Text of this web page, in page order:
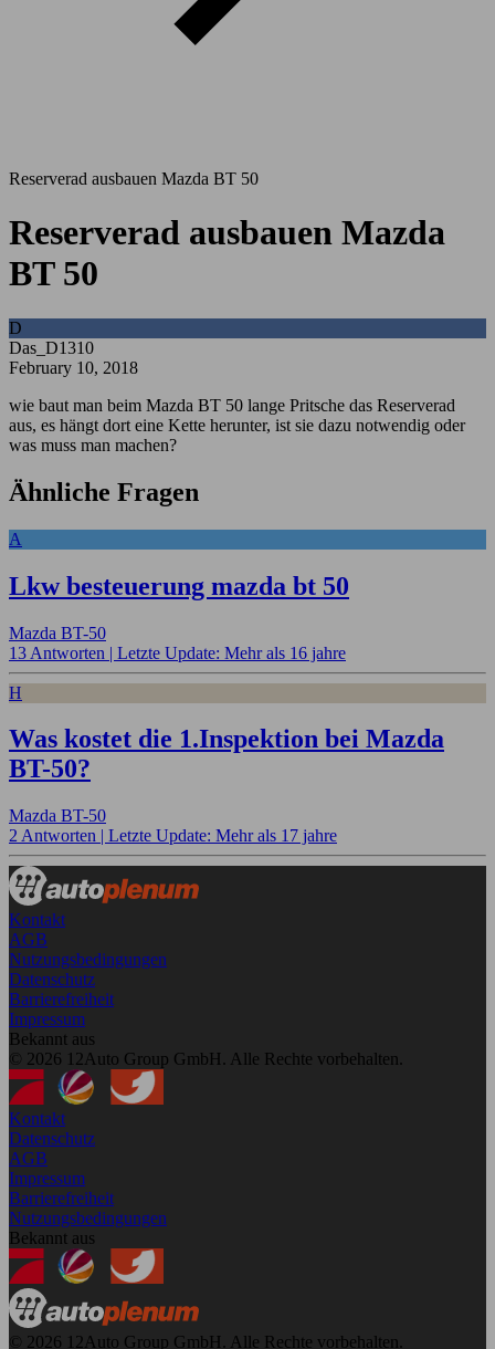
Reserverad ausbauen Mazda BT 50
Reserverad ausbauen Mazda
BT 50
D
Das_D1310
February 10, 2018
wie baut man beim Mazda BT 50 lange Pritsche das Reserverad
aus, es hängt dort eine Kette herunter, ist sie dazu notwendig oder
was muss man machen?
Ähnliche Fragen
A
Lkw besteuerung mazda bt 50
Mazda BT-50
13 Antworten | Letzte Update: Mehr als 16 jahre
H
Was kostet die 1.Inspektion bei Mazda
BT-50?
Mazda BT-50
2 Antworten | Letzte Update: Mehr als 17 jahre
Kontakt
AGB
Nutzungsbedingungen
Datenschutz
Barrierefreiheit
Impressum
Bekannt aus
© 2026 12Auto Group GmbH. Alle Rechte vorbehalten.
Kontakt
Datenschutz
AGB
Impressum
Barrierefreiheit
Nutzungsbedingungen
Bekannt aus
© 2026 12Auto Group GmbH. Alle Rechte vorbehalten.